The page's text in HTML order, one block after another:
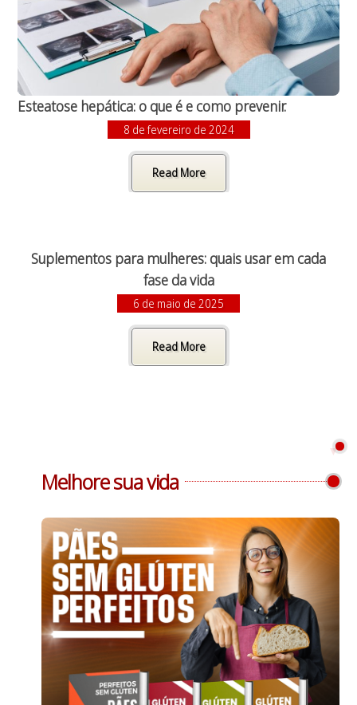
Esteatose hepática: o que é e como prevenir.
8 de fevereiro de 2024
Read More
Suplementos para mulheres: quais usar em cada
fase da vida
6 de maio de 2025
Read More
Melhore sua vida